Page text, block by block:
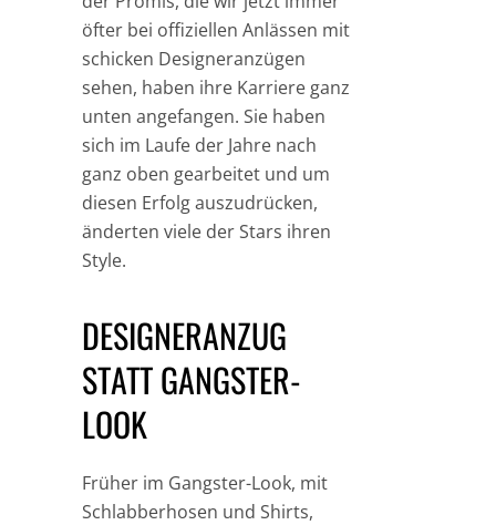
öfter bei offiziellen Anlässen mit
schicken Designeranzügen
sehen, haben ihre Karriere ganz
unten angefangen. Sie haben
sich im Laufe der Jahre nach
ganz oben gearbeitet und um
diesen Erfolg auszudrücken,
änderten viele der Stars ihren
Style.
DESIGNERANZUG
STATT GANGSTER-
LOOK
Früher im Gangster-Look, mit
Schlabberhosen und Shirts,